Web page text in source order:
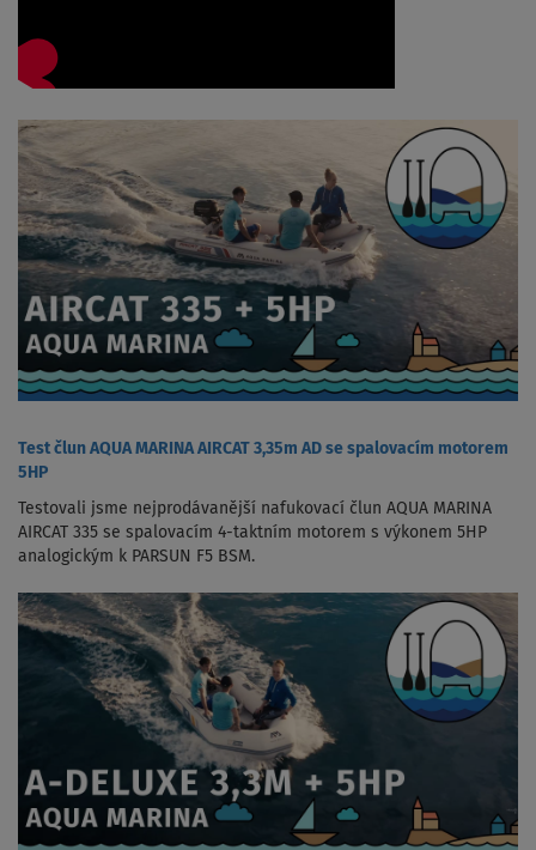
Test člun AQUA MARINA AIRCAT 3,35m AD se spalovacím motorem
5HP
Testovali jsme nejprodávanější nafukovací člun AQUA MARINA
AIRCAT 335 se spalovacím 4-taktním motorem s výkonem 5HP
analogickým k PARSUN F5 BSM.